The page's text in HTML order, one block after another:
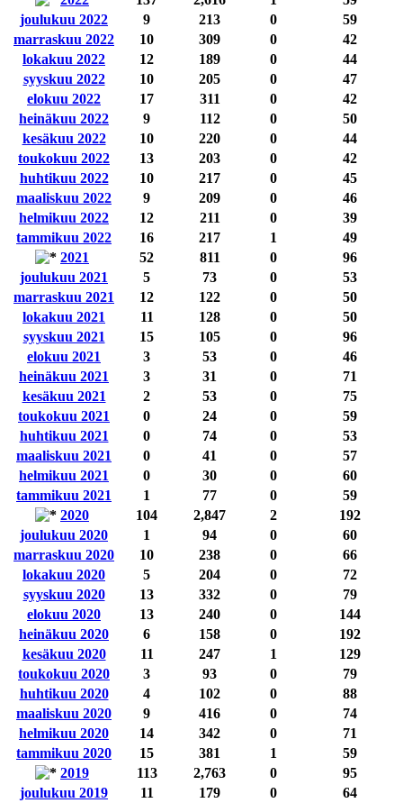
joulukuu 2022
9 213 0
59
marraskuu 2022
10 309 0
42
lokakuu 2022
12 189 0
44
syyskuu 2022
10 205 0
47
elokuu 2022
17 311 0
42
heinäkuu 2022
9 112 0
50
kesäkuu 2022
10 220 0
44
toukokuu 2022
13 203 0
42
huhtikuu 2022
10 217 0
45
maaliskuu 2022
9 209 0
46
helmikuu 2022
12 211 0
39
tammikuu 2022
16 217 1
49
2021
52 811 0
96
joulukuu 2021
5 73 0
53
marraskuu 2021
12 122 0
50
lokakuu 2021
11 128 0
50
syyskuu 2021
15 105 0
96
elokuu 2021
3 53 0
46
heinäkuu 2021
3 31 0
71
kesäkuu 2021
2 53 0
75
toukokuu 2021
0 24 0
59
huhtikuu 2021
0 74 0
53
maaliskuu 2021
0 41 0
57
helmikuu 2021
0 30 0
60
tammikuu 2021
1 77 0
59
2020
104 2,847 2
192
joulukuu 2020
1 94 0
60
marraskuu 2020
10 238 0
66
lokakuu 2020
5 204 0
72
syyskuu 2020
13 332 0
79
elokuu 2020
13 240 0
144
heinäkuu 2020
6 158 0
192
kesäkuu 2020
11 247 1
129
toukokuu 2020
3 93 0
79
huhtikuu 2020
4 102 0
88
maaliskuu 2020
9 416 0
74
helmikuu 2020
14 342 0
71
tammikuu 2020
15 381 1
59
2019
113 2,763 0
95
joulukuu 2019
11 179 0
64